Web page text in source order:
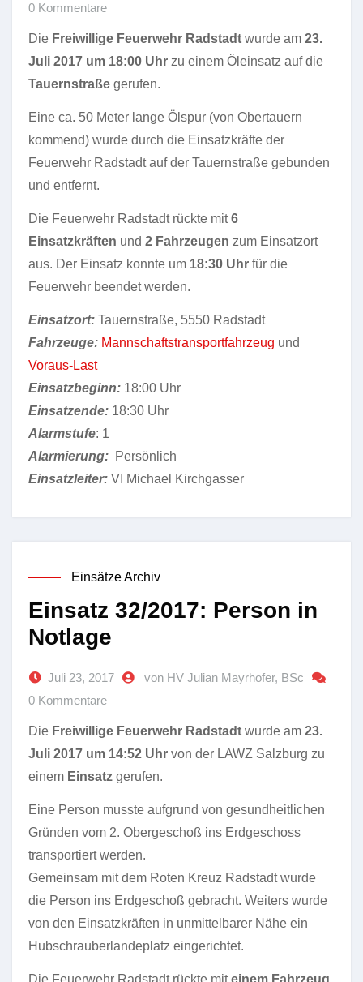
0 Kommentare
Die Freiwillige Feuerwehr Radstadt wurde am 23.
Juli 2017 um 18:00 Uhr zu einem Öleinsatz auf die
Tauernstraße gerufen.
Eine ca. 50 Meter lange Ölspur (von Obertauern
kommend) wurde durch die Einsatzkräfte der
Feuerwehr Radstadt auf der Tauernstraße gebunden
und entfernt.
Die Feuerwehr Radstadt rückte mit6
Einsatzkräften und 2 Fahrzeugen zum Einsatzort
aus. Der Einsatz konnte um 18:30 Uhr für die
Feuerwehr beendet werden.
Einsatzort: Tauernstraße, 5550 Radstadt
Fahrzeuge: Mannschaftstransportfahrzeug und
Voraus-Last
Einsatzbeginn: 18:00 Uhr
Einsatzende: 18:30 Uhr
Alarmstufe: 1
Alarmierung: Persönlich
Einsatzleiter: VI Michael Kirchgasser
Einsätze Archiv
Einsatz 32/2017: Person in
Notlage
Juli 23, 2017
von HV Julian Mayrhofer, BSc
0 Kommentare
Die Freiwillige Feuerwehr Radstadt wurde am 23.
Juli 2017 um 14:52 Uhr von der LAWZ Salzburg zu
einem Einsatz gerufen.
Eine Person musste aufgrund von gesundheitlichen
Gründen vom 2. Obergeschoß ins Erdgeschoss
transportiert werden.
Gemeinsam mit dem Roten Kreuz Radstadt wurde
die Person ins Erdgeschoß gebracht. Weiters wurde
von den Einsatzkräften in unmittelbarer Nähe ein
Hubschrauberlandeplatz eingerichtet.
Die Feuerwehr Radstadt rückte miteinem Fahrzeug